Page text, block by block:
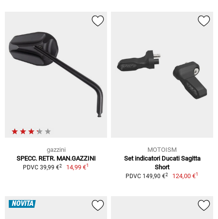
gazzini
SPECC. RETR. MAN.GAZZINI
PDVC 39,99 €2 14,99 €1
MOTOISM
Set indicatori Ducati Sagitta
Short
PDVC 149,90 €2 124,00 €1
NOVITÀ